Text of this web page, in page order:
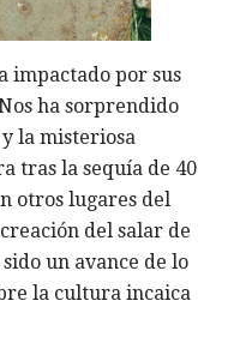
impactado por sus
ha sorprendido
la misteriosa
tras la sequía de 40
otros lugares del
del salar de
un avance de lo
la cultura incaica